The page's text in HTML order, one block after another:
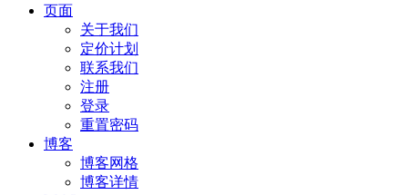
页面
关于我们
定价计划
联系我们
注册
登录
重置密码
博客
博客网格
博客详情